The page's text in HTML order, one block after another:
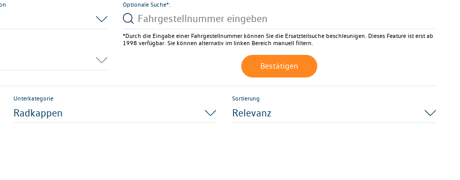
Optionale Suche*:
*Durch die Eingabe einer Fahrgestellnummer können Sie die Ersatzteilsuche beschleunigen. Dieses Feature ist erst ab
1998 verfügbar. Sie können alternativ im linken Bereich manuell filtern.
Bestätigen
Unterkategorie
Radkappen
Sortierung
Relevanz